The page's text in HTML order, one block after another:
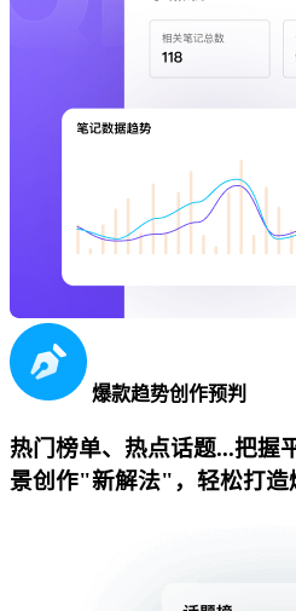
爆款趋势创作预判
热门榜单、热点话题...把握
景创作"新解法"，轻松打造